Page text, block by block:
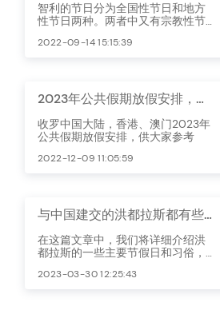
智利的节日分为全国性节日和地方
性节日两种。两者中又有宗教性节
反映了智利的历史、宗教、文化和
2022-09-14 15:15:39
2023年公共假期放假安排，假期安排起来
收罗中国大陆，香港、澳门2023年
公共假期放假安排，供大家参考
2022-12-09 11:05:59
与中国建交的洪都拉斯都有些什么节假日
在这篇文章中，我们将详细介绍洪
都拉斯的一些主要节假日和习俗，
2023-03-30 12:25:43